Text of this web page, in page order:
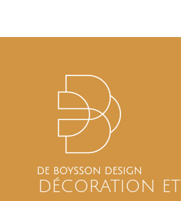
DÉCORATION ET